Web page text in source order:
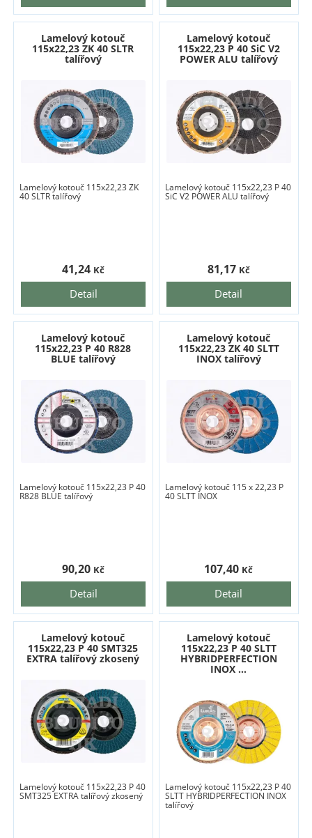
Lamelový kotouč
115x22,23 ZK 40 SLTR
talířový
Lamelový kotouč 115x22,23 ZK
40 SLTR talířový
Detail
41,24 Kč
Lamelový kotouč
115x22,23 P 40 SiC V2
POWER ALU talířový
Lamelový kotouč 115x22,23 P 40
SiC V2 POWER ALU talířový
Detail
81,17 Kč
Lamelový kotouč
115x22,23 P 40 R828
BLUE talířový
Lamelový kotouč 115x22,23 P 40
R828 BLUE talířový
Detail
90,20 Kč
Lamelový kotouč
115x22,23 ZK 40 SLTT
INOX talířový
Lamelový kotouč 115 x 22,23 P
40 SLTT INOX
Detail
107,40 Kč
Lamelový kotouč
115x22,23 P 40 SMT325
EXTRA talířový zkosený
Lamelový kotouč 115x22,23 P 40
SMT325 EXTRA talířový zkosený
Lamelový kotouč
115x22,23 P 40 SLTT
HYBRIDPERFECTION
INOX ...
Lamelový kotouč 115x22,23 P 40
SLTT HYBRIDPERFECTION INOX
talířový